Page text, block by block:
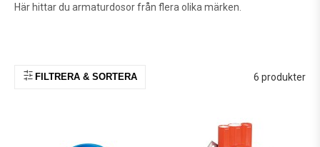
Här hittar du armaturdosor från flera olika märken.
FILTRERA & SORTERA 6 produkter